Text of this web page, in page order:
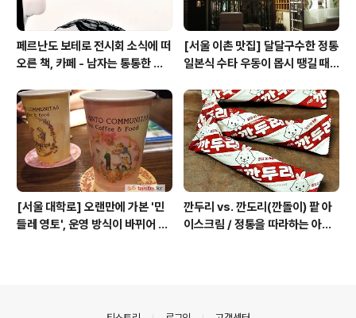
페르난도 보테로 전시회 소식에 떠
오른 책, 카페 - 남자는 통통한 여
[서울 이촌 맛집] 달달구수한 정통
일본식 수타 우동이 몹시 땡길 때 /
[서울 대학로] 오랜만에 가본 '민
들레 영토', 운영 방식이 바뀌어 있
깐두리 vs. 깐도리(깐돌이) 팥 아
이스크림 / 정통을 따라하는 아류